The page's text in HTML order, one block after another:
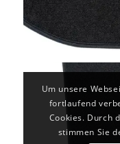
Um unsere
fortlaufend
Cookies. Durch
stimmen Sie